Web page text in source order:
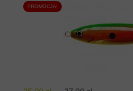
PROMOCJA!